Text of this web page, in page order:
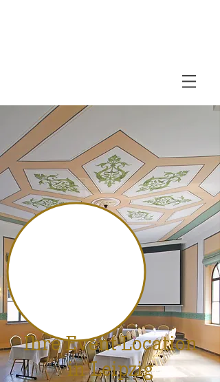
Ihre Event-Location
in Leipzig